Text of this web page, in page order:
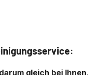
gleich bei Ihnen.